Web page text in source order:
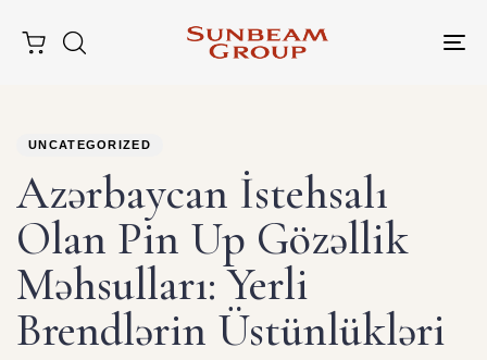
UNCATEGORIZED
Azərbaycan İstehsalı
Olan Pin Up Gözəllik
Məhsulları: Yerli
Brendlərin Üstünlükləri